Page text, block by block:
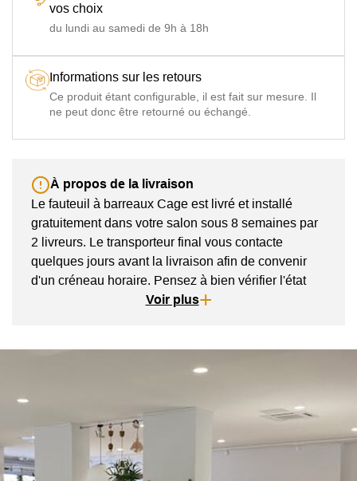
vos choix
du lundi au samedi de 9h à 18h
Informations sur les retours
Ce produit étant configurable, il est fait sur mesure. Il
ne peut donc être retourné ou échangé.
À propos de la livraison
Le fauteuil à barreaux Cage est livré et installé
gratuitement dans votre salon sous 8 semaines par
2 livreurs. Le transporteur final vous contacte
quelques jours avant la livraison afin de convenir
d'un créneau horaire. Pensez à bien vérifier l'état
des produits en présence des livreurs.
Voir plus